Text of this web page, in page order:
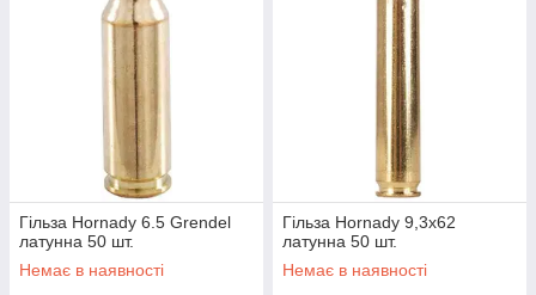
Гільза Hornady 6.5 Grendel
латунна 50 шт.
Немає в наявності
Гільза Hornady 9,3х62
латунна 50 шт.
Немає в наявності